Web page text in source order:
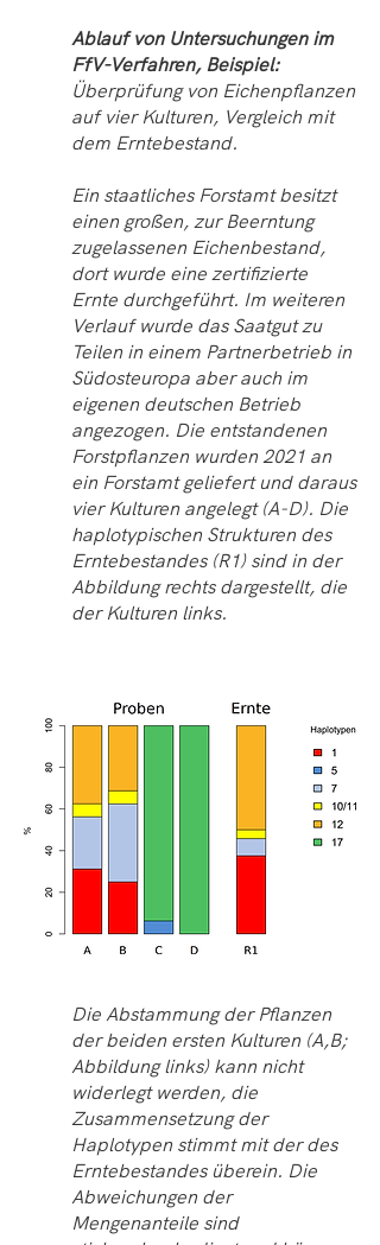
Ablauf von Untersuchungen im
FfV-Verfahren, Beispiel:
Überprüfung von Eichenpflanzen
auf vier Kulturen, Vergleich mit
dem Erntebestand.
Ein staatliches Forstamt besitzt
einen großen, zur Beerntung
zugelassenen Eichenbestand,
dort wurde eine zertifizierte
Ernte durchgeführt. Im weiteren
Verlauf wurde das Saatgut zu
Teilen in einem Partnerbetrieb in
Südosteuropa aber auch im
eigenen deutschen Betrieb
angezogen. Die entstandenen
Forstpflanzen wurden 2021 an
ein Forstamt geliefert und daraus
vier Kulturen angelegt (A-D). Die
haplotypischen Strukturen des
Erntebestandes (R1) sind in der
Abbildung rechts dargestellt, die
der Kulturen links.
Die Abstammung der Pflanzen
der beiden ersten Kulturen (A,B;
Abbildung links) kann nicht
widerlegt werden, die
Zusammensetzung der
Haplotypen stimmt mit der des
Erntebestandes überein. Die
Abweichungen der
Mengenanteile sind